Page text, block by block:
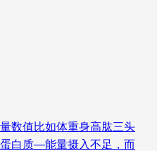
数值比如体重身高肱三头
白质—能量摄入不足，而